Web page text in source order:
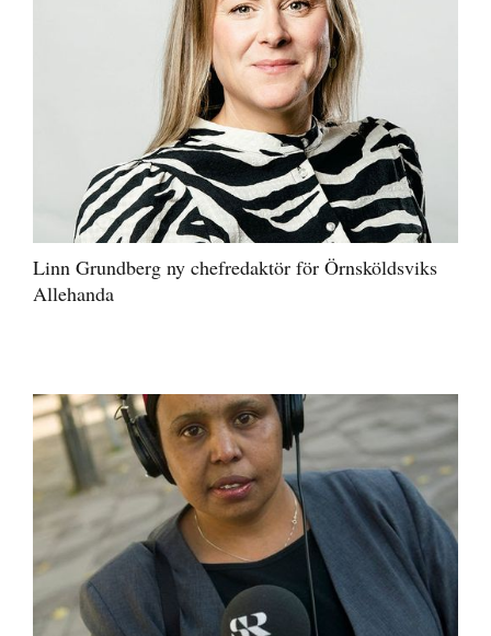
Linn Grundberg ny chefredaktör för Örnsköldsviks
Allehanda